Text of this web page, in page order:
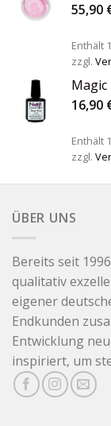
55,90
Enthält
zzgl.
Magic
16,90
Enthält
zzgl.
ÜBER UNS
Bereits seit
qualitativ
eigener
Endkunden
Entwicklung
inspiriert, um